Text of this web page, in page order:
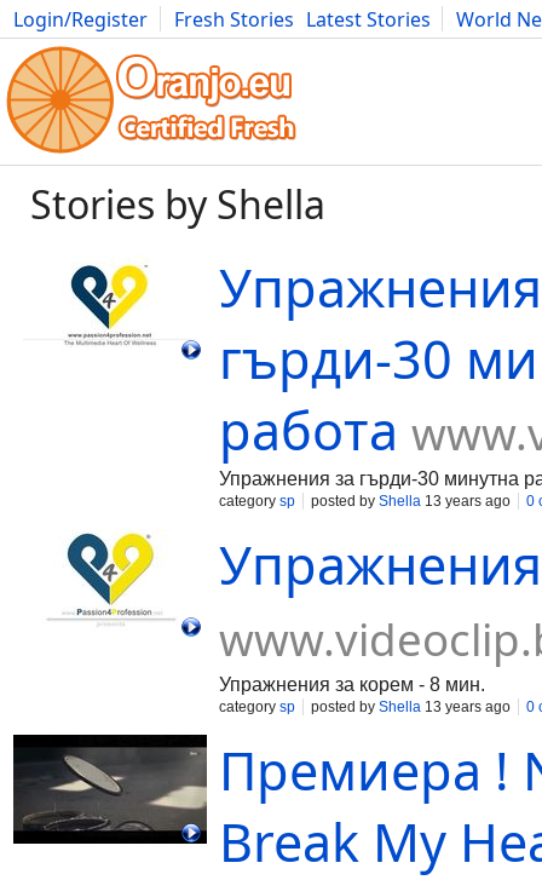
Login/Register Fresh Stories Latest Stories
World
Movies Anime Music Art Cars Advice Science
Stories by Shella
гърди-30
работа
Упражнения за гърди-30 минутна
category sp posted by Shella 13 years ago 0
Упражнения за корем - 8 мин.
category sp posted by Shella 13 years ago 0
Премиера !
Break My